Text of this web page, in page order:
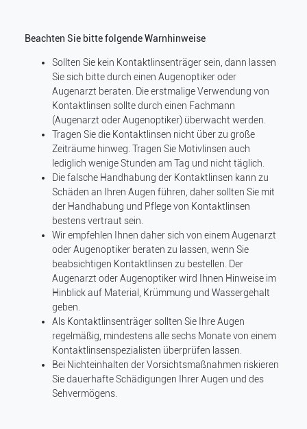
Beachten Sie bitte folgende Warnhinweise
Sollten Sie kein Kontaktlinsenträger sein, dann lassen
Sie sich bitte durch einen Augenoptiker oder
Augenarzt beraten. Die erstmalige Verwendung von
Kontaktlinsen sollte durch einen Fachmann
(Augenarzt oder Augenoptiker) überwacht werden.
Tragen Sie die Kontaktlinsen nicht über zu große
Zeiträume hinweg. Tragen Sie Motivlinsen auch
lediglich wenige Stunden am Tag und nicht täglich.
Die falsche Handhabung der Kontaktlinsen kann zu
Schäden an Ihren Augen führen, daher sollten Sie mit
der Handhabung und Pflege von Kontaktlinsen
bestens vertraut sein.
Wir empfehlen Ihnen daher sich von einem Augenarzt
oder Augenoptiker beraten zu lassen, wenn Sie
beabsichtigen Kontaktlinsen zu bestellen. Der
Augenarzt oder Augenoptiker wird Ihnen Hinweise im
Hinblick auf Material, Krümmung und Wassergehalt
geben.
Als Kontaktlinsenträger sollten Sie Ihre Augen
regelmäßig, mindestens alle sechs Monate von einem
Kontaktlinsenspezialisten überprüfen lassen.
Bei Nichteinhalten der Vorsichtsmaßnahmen riskieren
Sie dauerhafte Schädigungen Ihrer Augen und des
Sehvermögens.